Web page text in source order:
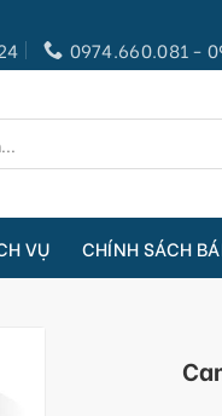
0974.660.081 -
VỤ CHÍNH SÁCH